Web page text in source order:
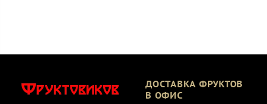
ДОСТАВКА ФРУКТОВ
В ОФИС